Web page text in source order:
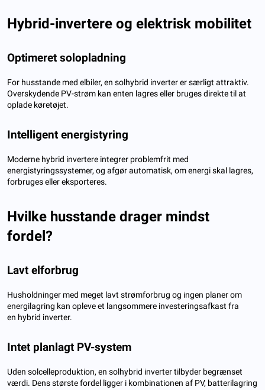
Hybrid-invertere og elektrisk mobilitet
Optimeret solopladning
For husstande med elbiler, en solhybrid inverter er særligt attraktiv.
Overskydende PV-strøm kan enten lagres eller bruges direkte til at
oplade køretøjet.
Intelligent energistyring
Moderne hybrid invertere integrer problemfrit med
energistyringssystemer, og afgør automatisk, om energi skal lagres,
forbruges eller eksporteres.
Hvilke husstande drager mindst
fordel?
Lavt elforbrug
Husholdninger med meget lavt strømforbrug og ingen planer om
energilagring kan opleve et langsommere investeringsafkast fra
en hybrid inverter.
Intet planlagt PV-system
Uden solcelleproduktion, en solhybrid inverter tilbyder begrænset
værdi. Dens største fordel ligger i kombinationen af ​​PV, batterilagring